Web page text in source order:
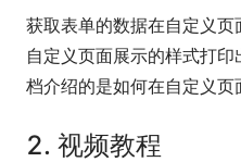
获取表单的数据在自定义
自定义页面展示的样式打
档介绍的是如何在自定义页
2. 视频教程